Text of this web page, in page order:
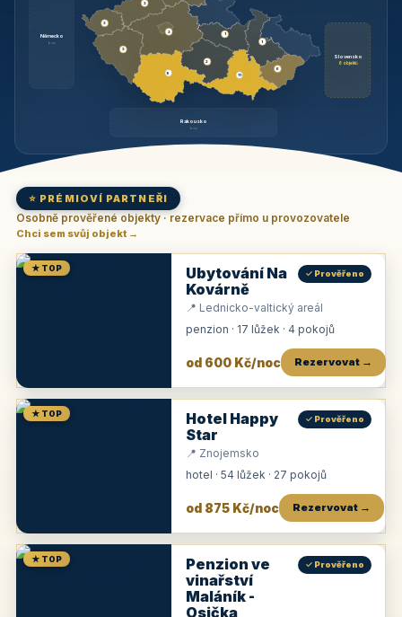
Německo
brzy
Slovensko
6 objektů
Rakousko
brzy
3
9
3
3
3
1
2
11
1
6
⭐ PRÉMIOVÍ PARTNEŘI
Osobně prověřené objekty · rezervace přímo u provozovatele
Chci sem svůj objekt →
★ TOP
Ubytování Na
Kovárně
✓ Prověřeno
📍 Lednicko-valtický areál
penzion · 17 lůžek · 4 pokojů
od 600 Kč/noc Rezervovat →
★ TOP
Hotel Happy
Star
✓ Prověřeno
📍 Znojemsko
hotel · 54 lůžek · 27 pokojů
od 875 Kč/noc Rezervovat →
★ TOP
Penzion ve
vinařství
Maláník -
Osička
✓ Prověřeno